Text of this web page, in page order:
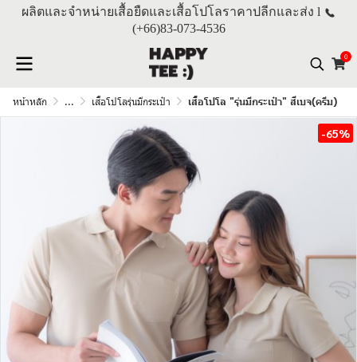
ผลิตและจำหน่ายเสื้อยืดและเสื้อโปโลราคาปลีกและส่ง l
(+66)83-073-4536
0
หน้าหลัก ... เสื้อโปโลรุ่นมีกระเป๋า เสื้อโปโล "รุ่นมีกระเป๋า" สีเบจ(ครีม)
-65%